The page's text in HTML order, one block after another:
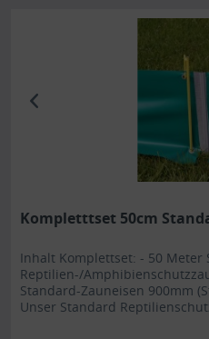
Kompletttset 50cm
Inhalt Komplettset: - 50 Meter
Reptilien-/
Standard-Zauneisen 900mm
Unser Standard